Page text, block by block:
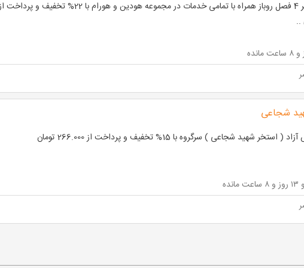
..
شجاعی
( استخر شهید شجاعی ) سرگروه با 15% تخفیف و پرداخت از 266.000 تومان